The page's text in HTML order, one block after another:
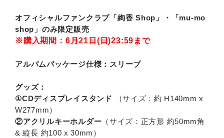
オフィシャルファンクラブ「絢香 Shop」・「mu-mo
shop」のみ限定販売
※購入期間：6月21日(日)23:59まで
アルバムパッケージ仕様：スリーブ
グッズ：
①CDディスプレイスタンド
（サイズ：約 H140mm x
W277mm）
②アクリルキーホルダー （サイズ：正方形 約50mm角
& 縦長 約100 x 30mm）